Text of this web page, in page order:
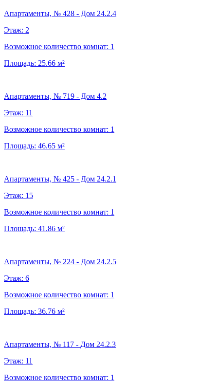
Апартаменты, № 428 - Дом 24.2.4
Этаж: 2
Возможное количество комнат: 1
Площадь: 25.66 м²
Апартаменты, № 719 - Дом 4.2
Этаж: 11
Возможное количество комнат: 1
Площадь: 46.65 м²
Апартаменты, № 425 - Дом 24.2.1
Этаж: 15
Возможное количество комнат: 1
Площадь: 41.86 м²
Апартаменты, № 224 - Дом 24.2.5
Этаж: 6
Возможное количество комнат: 1
Площадь: 36.76 м²
Апартаменты, № 117 - Дом 24.2.3
Этаж: 11
Возможное количество комнат: 1